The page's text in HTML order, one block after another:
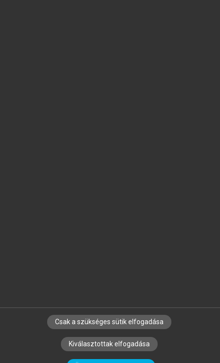
SZERZŐKNEK CÉGEKNEK KÖNYVTÁROSOKNAK
SZERKESZTÉSI ÉS LEKTORÁLÁSI ALAPELVEK
Csak a szükséges sütik elfogadása
Kiválasztottak elfogadása